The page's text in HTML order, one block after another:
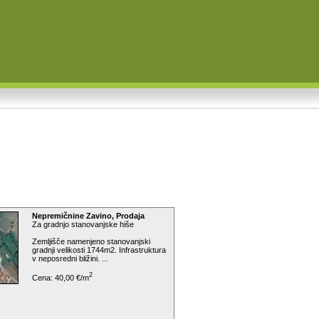
Nepremičnine Zavino, Prodaja
Za gradnjo stanovanjske hiše
Zemljišče namenjeno stanovanjski
gradnji velikosti 1744m2. Infrastruktura
v neposredni bližini. ...
Cena: 40,00 €/m2